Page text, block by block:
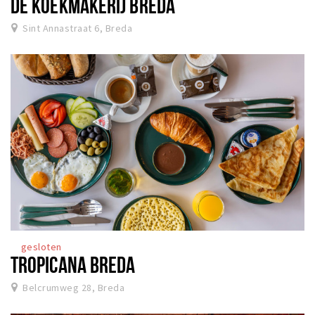
DE KOEKMAKERIJ BREDA
Sint Annastraat 6, Breda
gesloten
TROPICANA BREDA
Belcrumweg 28, Breda